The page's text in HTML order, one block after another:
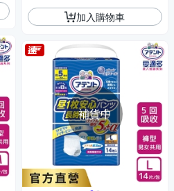
加入購物車
補貨中